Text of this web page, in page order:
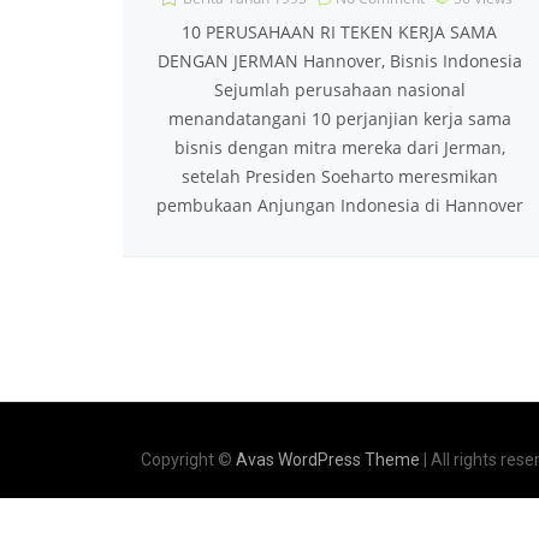
10 PERUSAHAAN RI TEKEN KERJA SAMA
DENGAN JERMAN Hannover, Bisnis Indonesia
Sejumlah perusahaan nasional
menandatangani 10 perjanjian kerja sama
bisnis dengan mitra mereka dari Jerman,
setelah Presiden Soeharto meresmikan
pembukaan Anjungan Indonesia di Hannover
Copyright © Avas WordPress Theme | All rights